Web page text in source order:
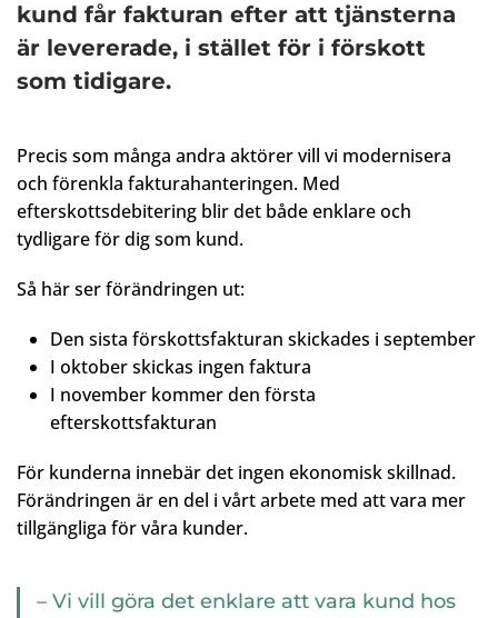
kund får fakturan efter att tjänsterna
är levererade, i stället för i förskott
som tidigare.
Precis som många andra aktörer vill vi modernisera
och förenkla fakturahanteringen. Med
efterskottsdebitering blir det både enklare och
tydligare för dig som kund.​
Så här ser förändringen ut:​
Den sista förskottsfakturan skickades i september​
I oktober skickas ingen faktura​
I november kommer den första
efterskottsfakturan​
För kunderna innebär det ingen ekonomisk skillnad.
Förändringen är en del i vårt arbete med att vara mer
tillgängliga för våra kunder.
– Vi vill göra det enklare att vara kund hos